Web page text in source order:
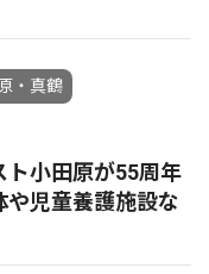
・真鶴
ト小田原が55周年
や児童養護施設な